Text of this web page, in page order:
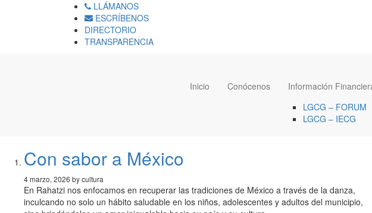
LLÁMANOS
ESCRÍBENOS
DIRECTORIO
TRANSPARENCIA
Inicio Conócenos
Información
LGCG – FORUM
LGCG – IECG
Con sabor a México
4 marzo, 2026 by cultura
En Rahatzi nos enfocamos en recuperar las tradiciones de México a través de la danza,
inculcando no solo un hábito saludable en los niños, adolescentes y adultos del municipio,